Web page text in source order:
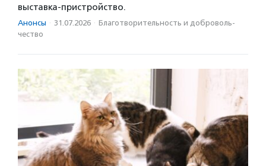
выставка-пристройство.
Анонсы · 31.07.2026 · Благотвори­тель­ность и доброволь­
чест­во